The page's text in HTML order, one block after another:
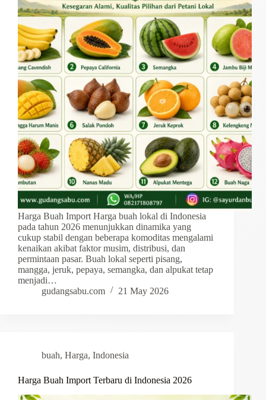
Harga Buah Import Harga buah lokal di Indonesia
pada tahun 2026 menunjukkan dinamika yang
cukup stabil dengan beberapa komoditas mengalami
kenaikan akibat faktor musim, distribusi, dan
permintaan pasar. Buah lokal seperti pisang,
mangga, jeruk, pepaya, semangka, dan alpukat tetap
menjadi…
gudangsabu.com
21 May 2026
buah, Harga, Indonesia
Harga Buah Import Terbaru di Indonesia 2026